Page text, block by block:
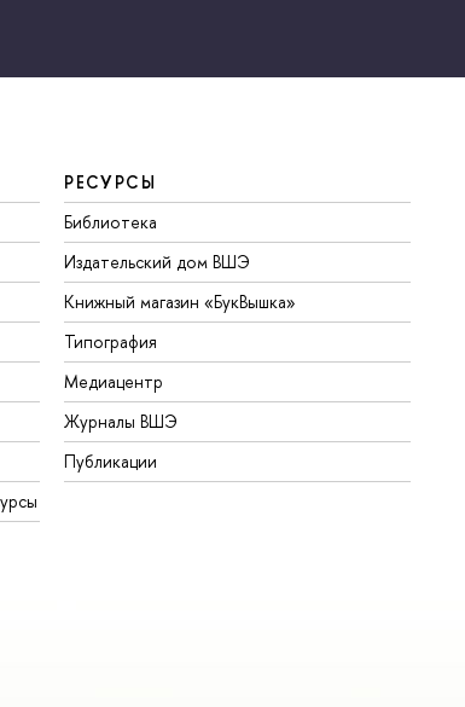
РЕСУРСЫ
Библиотека
Издательский дом ВШЭ
Книжный магазин «БукВышка»
Типография
Медиацентр
Журналы ВШЭ
Публикации